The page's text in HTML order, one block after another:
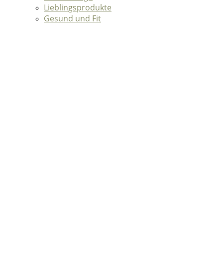
Lieblingsprodukte
Gesund und Fit